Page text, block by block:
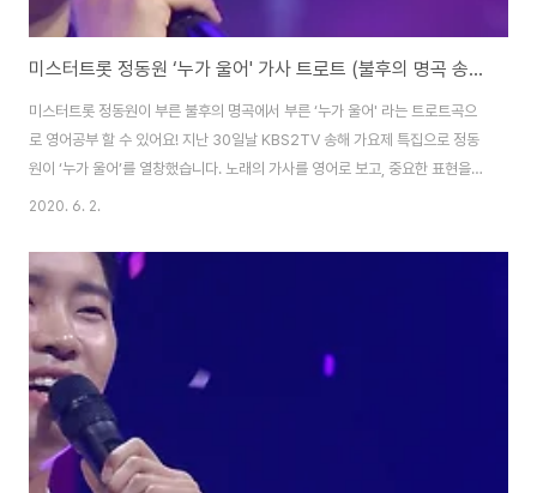
미스터트롯 정동원 ‘누가 울어' 가사 트로트 (불후의 명곡 송해 가요제) 영어 가사
미스터트롯 정동원이 부른 불후의 명곡에서 부른 ‘누가 울어' 라는 트로트곡으
로 영어공부 할 수 있어요! 지난 30일날 KBS2TV 송해 가요제 특집으로 정동
원이 ‘누가 울어’를 열창했습니다. 노래의 가사를 영어로 보고, 중요한 표현을
배워 봅시다! 누가 울어 Who’s crying 소리 없이 흘러내리는 / Flowing in
Who’s crying in this night? 잊었던 추억인가 / Is it my lost memories?
멀리 가버린 내 사랑은 / My love that has gone far away 돌아올 길 없는
데 / There’s no way back 피가 맺히게 / Stops the b..
2020. 6. 2.